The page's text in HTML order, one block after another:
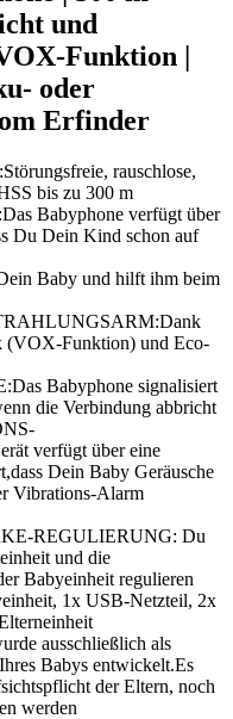
und
Funktion |
oder
Erfinder
rauschlose,
bis zu 300 m
Babyphone verfügt über
Du Dein Kind schon auf
Baby und hilft ihm beim
(VOX-Funktion) und Eco-
Babyphone signalisiert
die Verbindung abbricht
verfügt über eine
Dein Baby Geräusche
Vibrations-Alarm
REGULIERUNG: Du
und die
Babyeinheit regulieren
1x USB-Netzteil, 2x
ausschließlich als
Babys entwickelt.Es
der Eltern, noch
werden